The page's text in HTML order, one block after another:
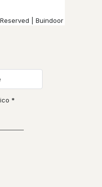
| Buindoor
*